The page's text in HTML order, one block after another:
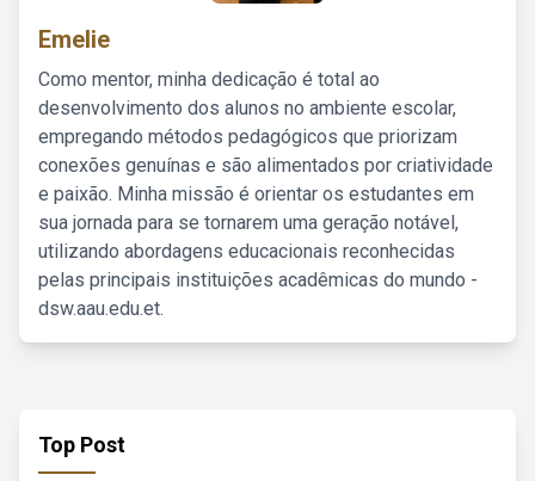
Emelie
Como mentor, minha dedicação é total ao
desenvolvimento dos alunos no ambiente escolar,
empregando métodos pedagógicos que priorizam
conexões genuínas e são alimentados por criatividade
e paixão. Minha missão é orientar os estudantes em
sua jornada para se tornarem uma geração notável,
utilizando abordagens educacionais reconhecidas
pelas principais instituições acadêmicas do mundo -
dsw.aau.edu.et.
Top Post